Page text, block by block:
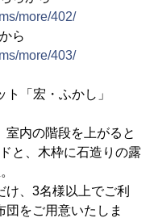
more/402/
ら
more/403/
「宏・ふかし」
室内の階段を上がると
と、木枠に石造りの露
、3名様以上でご利
団をご用意いたしま